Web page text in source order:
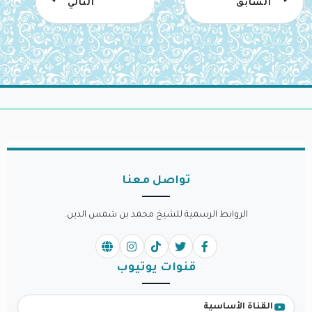
السابق التالي
تواصل معنا
الروابط الرسمية للشيخ محمد بن شمس الدين.
قنوات يوتيوب
القناة الأساسية